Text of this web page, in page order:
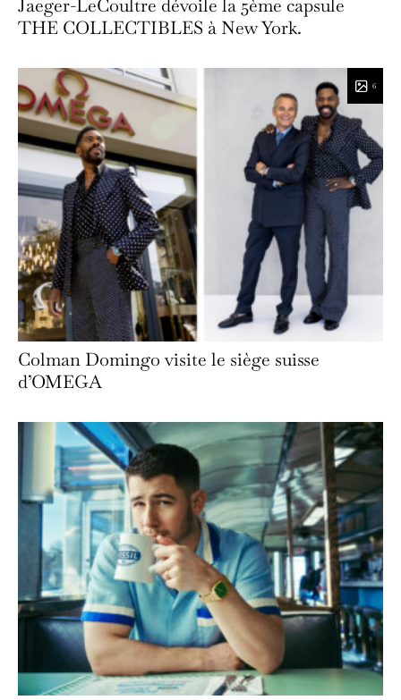
Jaeger-LeCoultre dévoile la 5ème capsule
THE COLLECTIBLES à New York.
6
Colman Domingo visite le siège suisse
d’OMEGA